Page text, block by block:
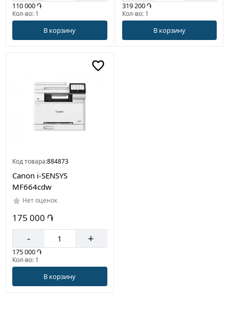
110 000 ֏
Кол-во: 1
В корзину
319 200 ֏
Кол-во: 1
В корзину
Код товара:884873
Canon i-SENSYS
MF664cdw
Нет оценок
175 000 ֏
- +
175 000 ֏
Кол-во: 1
В корзину